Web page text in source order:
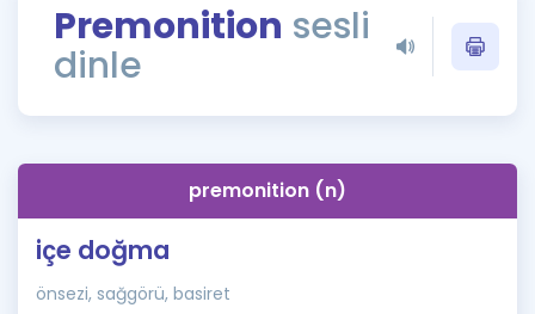
ÖSYM Sınav Takvimi
Kampanyalar
İngilizce Gramer
Premonition sesli
dinle
premonition (n)
içe doğma
önsezi, sağgörü, basiret